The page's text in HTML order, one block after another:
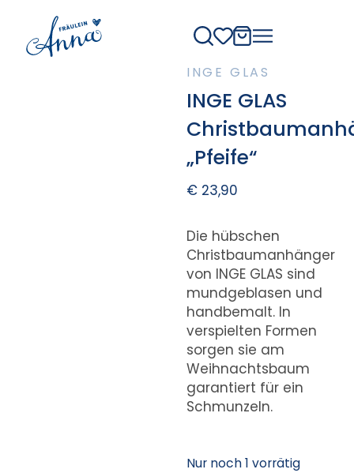
INGE GLAS
INGE GLAS
„Pfeife“
€23,90
Die hübschen
Christbaumanhänger
von INGE GLAS sind
mundgeblasen und
handbemalt. In
verspielten Formen
sorgen sie am
Weihnachtsbaum
garantiert für ein
Schmunzeln.
Nur noch 1 vorrätig